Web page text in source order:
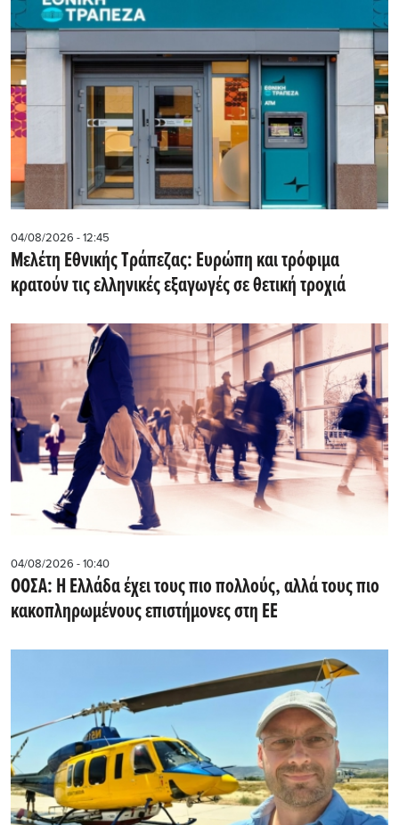
04/08/2026 - 12:45
Μελέτη Εθνικής Τράπεζας: Ευρώπη και τρόφιμα
κρατούν τις ελληνικές εξαγωγές σε θετική τροχιά
04/08/2026 - 10:40
ΟΟΣΑ: Η Ελλάδα έχει τους πιο πολλούς, αλλά τους πιο
κακοπληρωμένους επιστήμονες στη ΕΕ